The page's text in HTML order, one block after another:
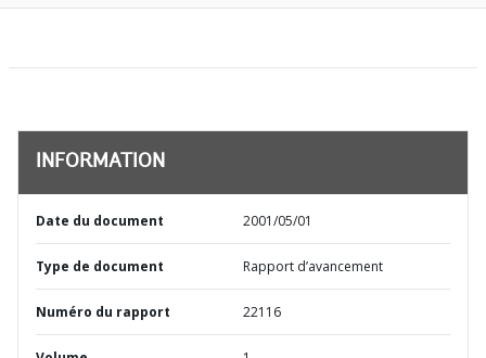
INFORMATION
Date du document 2001/05/01
Type de document Rapport d’avancement
Numéro du rapport 22116